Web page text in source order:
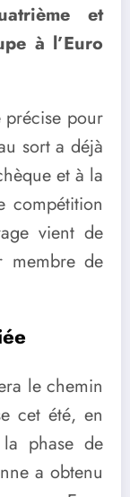
et
à l’Euro
précise pour
sort a déjà
et à la
compétition
vient de
membre de
le chemin
cet été, en
phase de
a obtenu